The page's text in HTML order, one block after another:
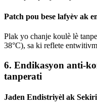
Patch pou bese lafyèv ak
Plak yo chanje koulè lè
38°C), sa ki reflete
6. Endikasyon anti-
tanperati
Jaden Endistriyèl ak